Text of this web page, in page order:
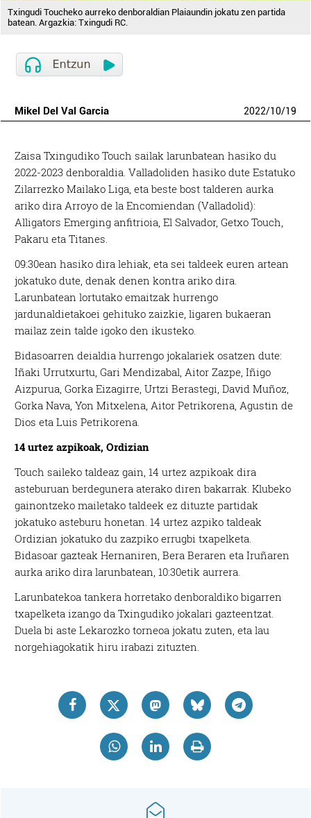
Txingudi Toucheko aurreko denboraldian Plaiaundin jokatu zen partida
batean. Argazkia: Txingudi RC.
Mikel Del Val Garcia 2022/10/19
Zaisa Txingudiko Touch sailak larunbatean hasiko du
2022-2023 denboraldia. Valladoliden hasiko dute Estatuko
Zilarrezko Mailako Liga, eta beste bost talderen aurka
ariko dira Arroyo de la Encomiendan (Valladolid):
Alligators Emerging anfitrioia, El Salvador, Getxo Touch,
Pakaru eta Titanes.
09:30ean hasiko dira lehiak, eta sei taldeek euren artean
jokatuko dute, denak denen kontra ariko dira.
Larunbatean lortutako emaitzak hurrengo
jardunaldietakoei gehituko zaizkie, ligaren bukaeran
mailaz zein talde igoko den ikusteko.
Bidasoarren deialdia hurrengo jokalariek osatzen dute:
Iñaki Urrutxurtu, Gari Mendizabal, Aitor Zazpe, Iñigo
Aizpurua, Gorka Eizagirre, Urtzi Berastegi, David Muñoz,
Gorka Nava, Yon Mitxelena, Aitor Petrikorena, Agustin de
Dios eta Luis Petrikorena.
14 urtez azpikoak, Ordizian
Touch saileko taldeaz gain, 14 urtez azpikoak dira
asteburuan berdegunera aterako diren bakarrak. Klubeko
gainontzeko mailetako taldeek ez dituzte partidak
jokatuko asteburu honetan. 14 urtez azpiko taldeak
Ordizian jokatuko du zazpiko errugbi txapelketa.
Bidasoar gazteak Hernaniren, Bera Beraren eta Iruñaren
aurka ariko dira larunbatean, 10:30etik aurrera.
Larunbatekoa tankera horretako denboraldiko bigarren
txapelketa izango da Txingudiko jokalari gazteentzat.
Duela bi aste Lekarozko torneoa jokatu zuten, eta lau
norgehiagokatik hiru irabazi zituzten.